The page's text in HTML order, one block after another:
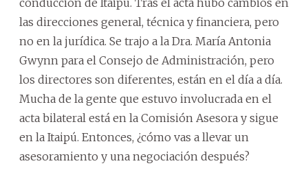
las direcciones general, técnica y financiera, pero
no en la jurídica. Se trajo a la Dra. María Antonia
Gwynn para el Consejo de Administración, pero
los directores son diferentes, están en el día a día.
Mucha de la gente que estuvo involucrada en el
acta bilateral está en la Comisión Asesora y sigue
en la Itaipú. Entonces, ¿cómo vas a llevar un
asesoramiento y una negociación después?